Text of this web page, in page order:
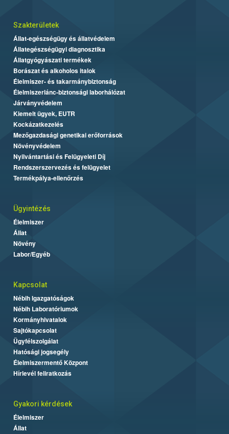
Szakterületek
Állat-egészségügy és állatvédelem
Állategészségügyi diagnosztika
Állatgyógyászati termékek
Borászat és alkoholos italok
Élelmiszer- és takarmánybiztonság
Élelmiszerlánc-biztonsági laborhálózat
Járványvédelem
Kiemelt ügyek, EUTR
Kockázatkezelés
Mezőgazdasági genetikai erőforrások
Növényvédelem
Nyilvántartási és Felügyeleti Díj
Rendszerszervezés és felügyelet
Termékpálya-ellenőrzés
Ügyintézés
Élelmiszer
Állat
Növény
Labor/Egyéb
Kapcsolat
Nébih Igazgatóságok
Nébih Laboratóriumok
Kormányhivatalok
Sajtókapcsolat
Ügyfélszolgálat
Hatósági jogsegély
Élelmiszermentő Központ
Hírlevél feliratkozás
Gyakori kérdések
Élelmiszer
Állat